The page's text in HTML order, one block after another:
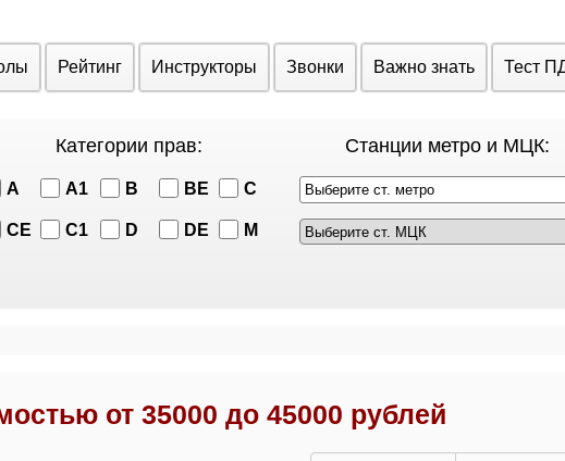
Рейтинг Инструкторы Звонки Важно знать Тест
Категории прав:
A A1 B BE C
CE C1 D DE M
Станции метро и МЦК:
Выберите ст. метро
от 35000 до 45000 рублей